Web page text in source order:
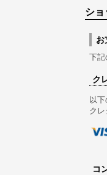
ショ
お
下記
ク
以
クレ
コ